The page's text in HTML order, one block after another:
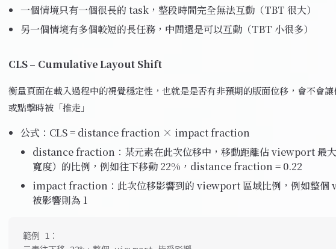
一個情境只有一個很長的 task，整段時間完全無法互動（TBT 很大）
另一個情境有多個較短的長任務，中間還是可以互動（TBT 小很多）
CLS – Cumulative Layout Shift
衡量頁面在載入過程中的視覺穩定性，也就是是否有非預期的版面位移，會不會
或點擊時被「推走」
公式：CLS = distance fraction × impact fraction
distance fraction：某元素在此次位移中，移動距離佔 viewport 最
寬度）的比例，例如往下移動 22%，distance fraction = 0.22
impact fraction：此次位移影響到的 viewport 區域比例，例如整個
被影響則為 1
範例 1：